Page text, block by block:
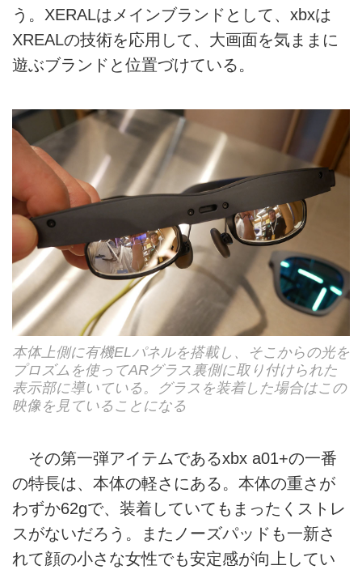
う。XERALはメインブランドとして、xbxは
XREALの技術を応用して、大画面を気ままに
遊ぶブランドと位置づけている。
本体上側に有機ELパネルを搭載し、そこからの光を
プロズムを使ってARグラス裏側に取り付けられた
表示部に導いている。グラスを装着した場合はこの
映像を見ていることになる
その第一弾アイテムであるxbx a01+の一番
の特長は、本体の軽さにある。本体の重さが
わずか62gで、装着していてもまったくストレ
スがないだろう。またノーズパッドも一新さ
れて顔の小さな女性でも安定感が向上してい